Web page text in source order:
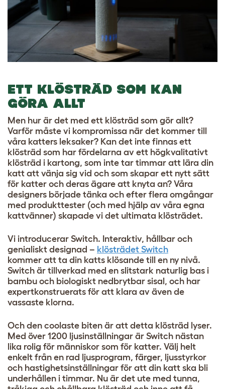
ETT KLÖSTRÄD SOM KAN
GÖRA ALLT
Men hur är det med ett klösträd som gör allt?
Varför måste vi kompromissa när det kommer till
våra katters leksaker? Kan det inte finnas ett
klösträd som har fördelarna av ett högkvalitativt
klösträd i kartong, som inte tar timmar att lära din
katt att vänja sig vid och som skapar ett nytt sätt
för katter och deras ägare att knyta an? Våra
designers började tänka och efter flera omgångar
med produkttester (och med hjälp av våra egna
kattvänner) skapade vi det ultimata klösträdet.
Vi introducerar Switch. Interaktiv, hållbar och
genialiskt designad – klösträdet Switch
kommer att ta din katts klösande till en ny nivå.
Switch är tillverkad med en slitstark naturlig bas i
bambu och biologiskt nedbrytbar sisal, och har
expertkonstruerats för att klara av även de
vassaste klorna.
Och den coolaste biten är att detta klösträd lyser.
Med över 1200 ljusinställningar är Switch nästan
lika rolig för människor som för katter. Välj helt
enkelt från en rad ljusprogram, färger, ljusstyrkor
och hastighetsinställningar för att din katt ska bli
underhållen i timmar. Nu är det ute med tunna,